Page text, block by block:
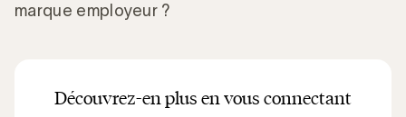
marque employeur ?
Découvrez-en plus en vous connectant